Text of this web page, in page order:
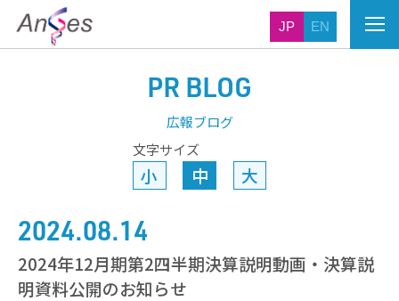
JP EN
PR BLOG
広報ブログ
文字サイズ
小 中 大
2024.08.14
2024年12月期第2四半期決算説明動画・決算説
明資料公開のお知らせ